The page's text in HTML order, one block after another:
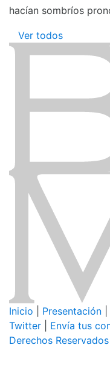
hacían sombríos
Ver todos
Inicio Presentación
Twitter
Envía tus
Derechos